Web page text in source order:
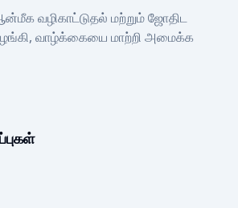
வழிகாட்டுதல் மற்றும் ஜோதிட
வாழ்க்கையை மாற்றி அமைக்க